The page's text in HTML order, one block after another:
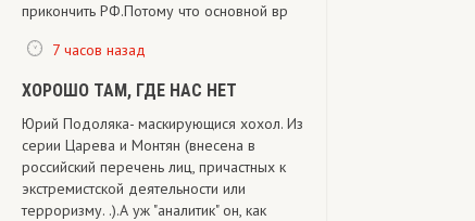
прикончить РФ.Потому что основной вр
7 часов назад
ХОРОШО ТАМ, ГДЕ НАС НЕТ
Юрий Подоляка- маскирующися хохол. Из
серии Царева и Монтян (внесена в
российский перечень лиц, причастных к
экстремистской деятельности или
терроризму. .).А уж "аналитик" он, как